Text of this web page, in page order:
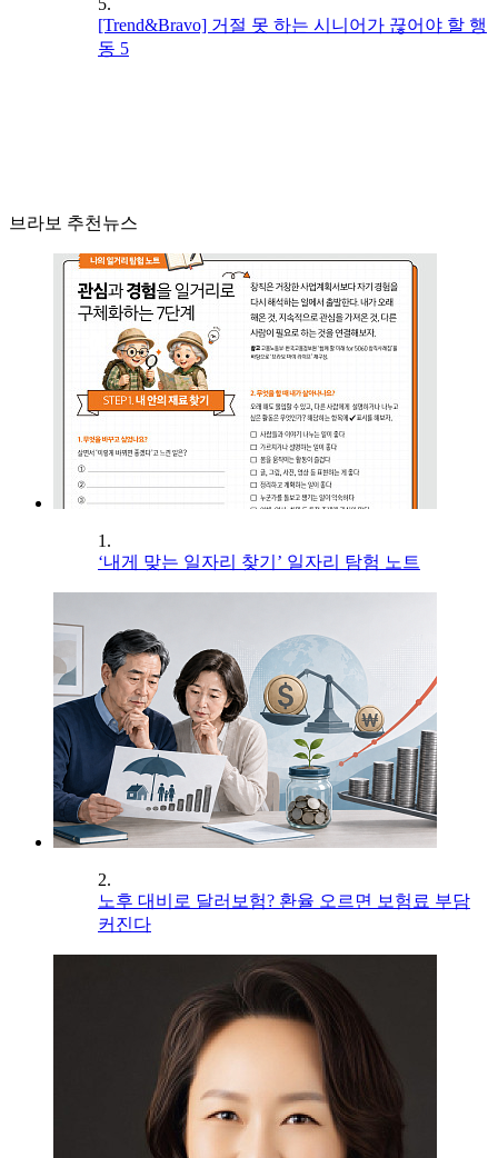
5.
[Trend&Bravo] 거절 못 하는 시니어가 끊어야 할 행
동 5
브라보 추천뉴스
1.
‘내게 맞는 일자리 찾기’ 일자리 탐험 노트
2.
노후 대비로 달러보험? 환율 오르면 보험료 부담
커진다